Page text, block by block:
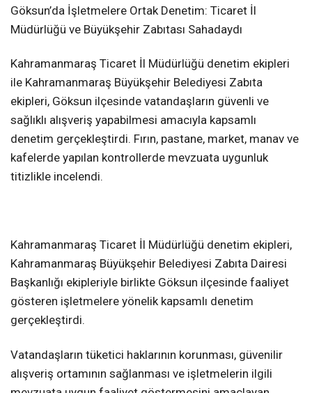
Göksun’da İşletmelere Ortak Denetim: Ticaret İl
Müdürlüğü ve Büyükşehir Zabıtası Sahadaydı
Kahramanmaraş Ticaret İl Müdürlüğü denetim ekipleri
ile Kahramanmaraş Büyükşehir Belediyesi Zabıta
ekipleri, Göksun ilçesinde vatandaşların güvenli ve
sağlıklı alışveriş yapabilmesi amacıyla kapsamlı
denetim gerçekleştirdi. Fırın, pastane, market, manav ve
kafelerde yapılan kontrollerde mevzuata uygunluk
titizlikle incelendi.
Kahramanmaraş Ticaret İl Müdürlüğü denetim ekipleri,
Kahramanmaraş Büyükşehir Belediyesi Zabıta Dairesi
Başkanlığı ekipleriyle birlikte Göksun ilçesinde faaliyet
gösteren işletmelere yönelik kapsamlı denetim
gerçekleştirdi.
Vatandaşların tüketici haklarının korunması, güvenilir
alışveriş ortamının sağlanması ve işletmelerin ilgili